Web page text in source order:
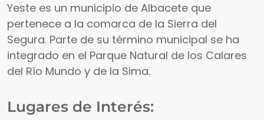
Yeste es un municipio de Albacete que
pertenece a la comarca de la Sierra del
Segura. Parte de su término municipal se ha
integrado en el Parque Natural de los Calares
del Río Mundo y de la Sima.
Lugares de Interés: